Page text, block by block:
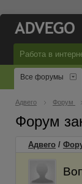
Работа в
Все форумы
Адвего Форум
Форум
Адвего /